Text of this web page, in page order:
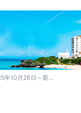
販売開始！【JAL×FDA コードシェア路線が拡大します】